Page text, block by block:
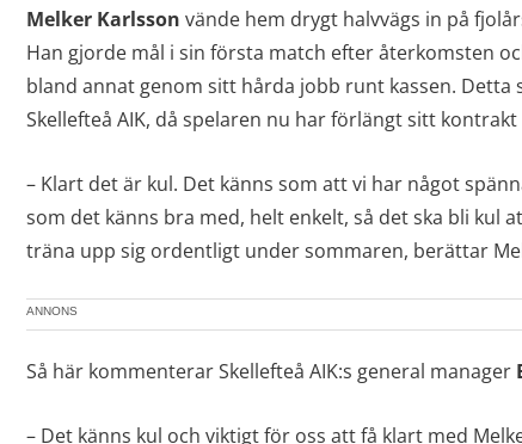
Melker Karlsson vände hem drygt halvvägs in på
Han gjorde mål i sin första match efter återkomsten
bland annat genom sitt hårda jobb runt kassen. Detta
Skellefteå AIK, då spelaren nu har förlängt sitt
– Klart det är kul. Det känns som att vi har något
som det känns bra med, helt enkelt, så det ska bli kul
träna upp sig ordentligt under sommaren, berättar
ANNONS
Så här kommenterar Skellefteå AIK:s general manager
– Det känns kul och viktigt för oss att få klart med